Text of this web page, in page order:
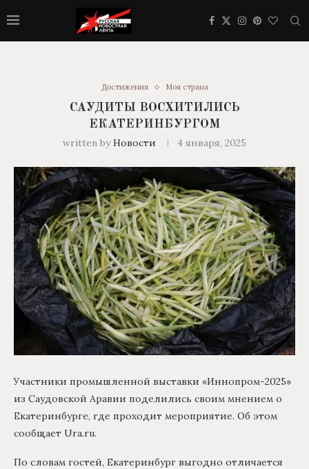
Достижения Моя страна
САУДИТЫ ВОСХИТИЛИСЬ
ЕКАТЕРИНБУРГОМ
written byНовости 4 января, 2025
Участники промышленной выставки «Иннопром-2025»
из Саудовской Аравии поделились своим мнением о
Екатеринбурге, где проходит мероприятие. Об этом
сообщает Ura.ru.
По словам гостей, Екатеринбург выгодно отличается